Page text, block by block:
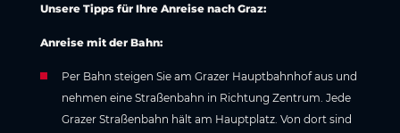
Unsere Tipps für Ihre Anreise nach Graz:
Anreise mit der Bahn:
Per Bahn steigen Sie am Grazer Hauptbahnhof aus und
nehmen eine Straßenbahn in Richtung Zentrum. Jede
Grazer Straßenbahn hält am Hauptplatz. Von dort sind